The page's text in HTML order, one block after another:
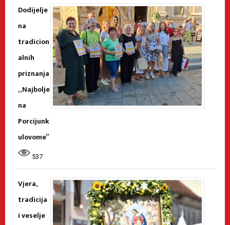
Dodijelje
na
tradicion
alnih
priznanja
„Najbolje
na
Porcijunk
ulovome”
537
Vjera,
tradicija
i veselje